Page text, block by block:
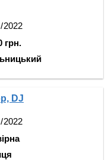
грн.
DJ